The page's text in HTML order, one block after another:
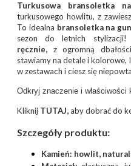
Turkusowa bransoletka
turkusowego howlitu, z
To idealna bransoletka na
sezon do letnich stylizacji!
ręcznie, z ogromną
stawiamy na detale i kolorowe,
w zestawach i ciesz się
Odkryj znaczenie i
Kliknij TUTAJ,aby dobrać do
Szczegóły produktu:
Kamień: howlit,